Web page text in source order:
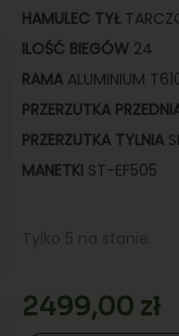
HAMULEC TYŁ
ILOŚĆ BIEGÓW 24
RAMA ALUMINIUM
PRZERZUTKA
PRZERZUTKA TYLNIA
MANETKI ST-EF505
2499,00 zł